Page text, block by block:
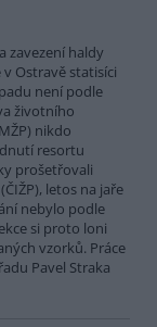
zavezení haldy
Ostravě statisíci
není podle
životního
nikdo
resortu
prošetřovali
letos na jaře
nebylo podle
si proto loni
vzorků. Práce
Pavel Straka